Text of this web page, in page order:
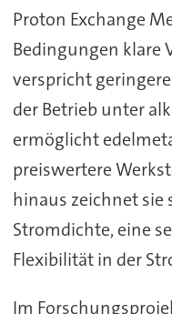
Proton Exchange
Bedingungen klare
verspricht
der Betrieb unter
ermöglicht
preiswertere
hinaus zeichnet sie
Stromdichte, eine
Flexibilität in der
Im